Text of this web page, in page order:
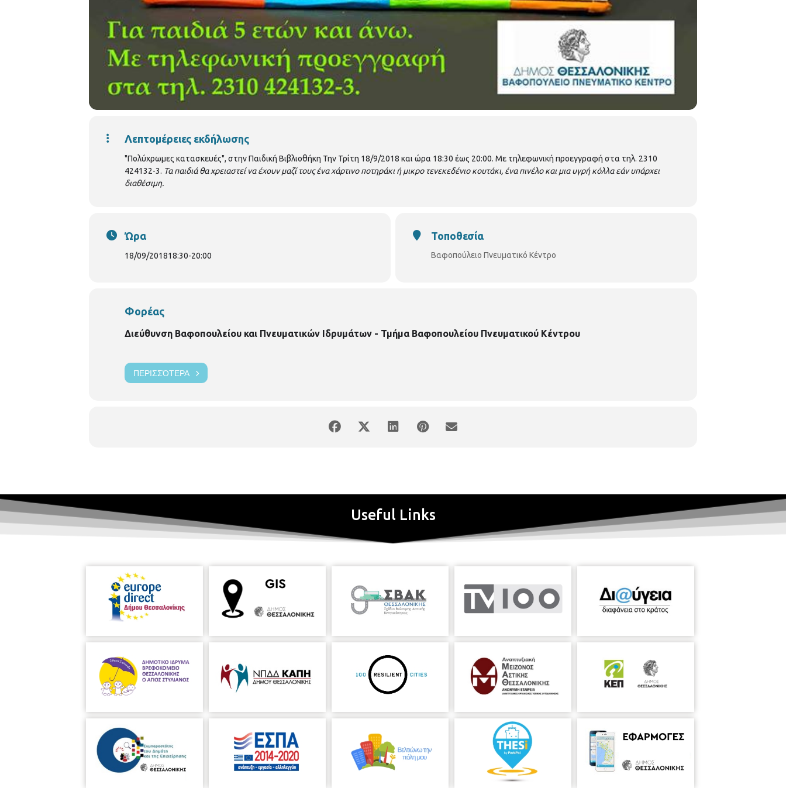
Λεπτομέρειες εκδήλωσης
"Πολύχρωμες κατασκευές", στην Παιδική Βιβλιοθήκη Την Τρίτη 18/9/2018 και ώρα 18:30 έως 20:00. Με τηλεφωνική προεγγραφή στα τηλ. 2310
424132-3. Τα παιδιά θα χρειαστεί να έχουν μαζί τους ένα χάρτινο ποτηράκι ή μικρο τενεκεδένιο κουτάκι, ένα πινέλο και μια υγρή κόλλα εάν υπάρχει
διαθέσιμη.
Ώρα
18/09/201818:30-20:00
Τοποθεσία
Βαφοπούλειο Πνευματικό Κέντρο
Φορέας
Διεύθυνση Βαφοπουλείου και Πνευματικών Ιδρυμάτων - Τμήμα Βαφοπουλείου Πνευματικού Κέντρου
ΠΕΡΙΣΣΌΤΕΡΑ
Useful Links